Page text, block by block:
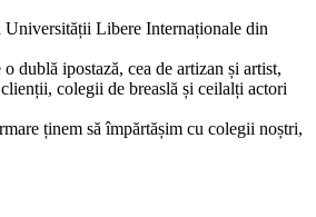
Universității Libere Internaționale din
dublă ipostază, cea de artizan și artist,
colegii de breaslă și ceilalți actori
ținem să împărtășim cu colegii noștri,